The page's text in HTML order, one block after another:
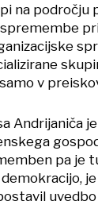
na področju
v
Andrijaniča
pa je